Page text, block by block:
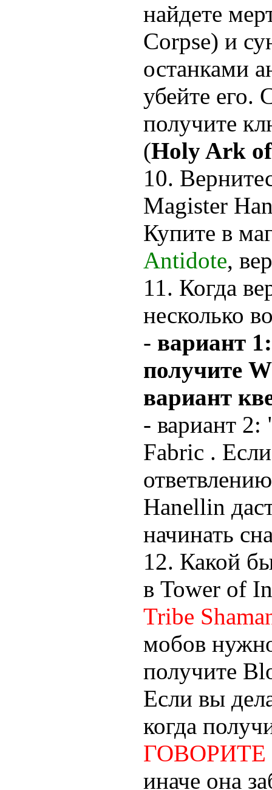
найдете
Corpse) и
останками
убейте его.
получите
(Holy Ark of
10.
Magister
Купите в
Antidote,
11. Когда
несколько
- вариант
получите
вариант
- вариант
Fabric .
Hanellin
начинать
12. Какой
в Tower of
Tribe
мобов
получите
Если вы
когда
ГОВОРИТЕ
иначе она